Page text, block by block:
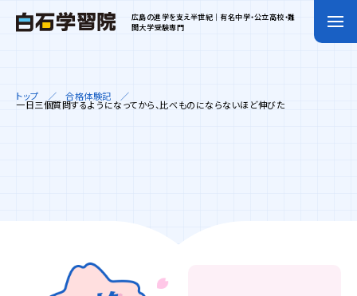
広島の進学を支え半世紀｜有名中学・公立高校・難
関大学受験専門
トップ 合格体験記
一日三個質問するようになってから、比べものにならないほど伸びた